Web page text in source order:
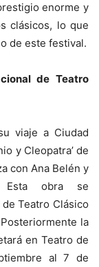
enorme y
clásicos, lo que
de este festival.
de Teatro
viaje a Ciudad
y Cleopatra’ de
con Ana Belén y
Esta obra se
Teatro Clásico
la
en Teatro de
al 7 de